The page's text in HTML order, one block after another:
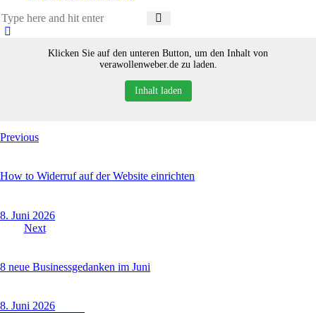
Klicken Sie auf den unteren Button, um den Inhalt von
verawollenweber.de zu laden.
Inhalt laden
Beitragsnavigation
Previous
How to Widerruf auf der Website einrichten
8. Juni 2026
Next
8 neue Businessgedanken im Juni
8. Juni 2026